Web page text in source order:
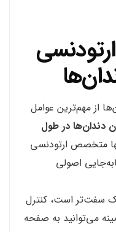
از مهم‌ترین عوامل
دندان‌ها در طول
متخصص ارتودنسی
اصولی
فک سفت‌تر است، کنترل
می‌توانید به صفحه